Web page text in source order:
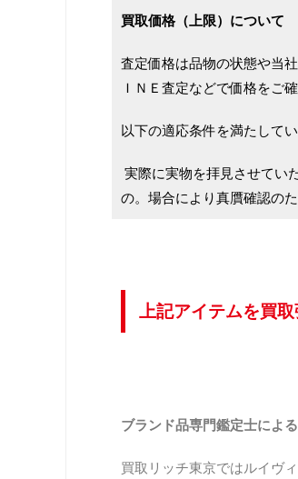
買取価格（上限）について
査定価格は品物の状態や当
ＩＮＥ査定などで価格をご
以下の適応条件を満たして
実際に実物を拝見させてい
の。場合により真贋確認の
上記アイテムを買
ブランド品専門鑑定士によ
買取リッチ東京ではルイヴ